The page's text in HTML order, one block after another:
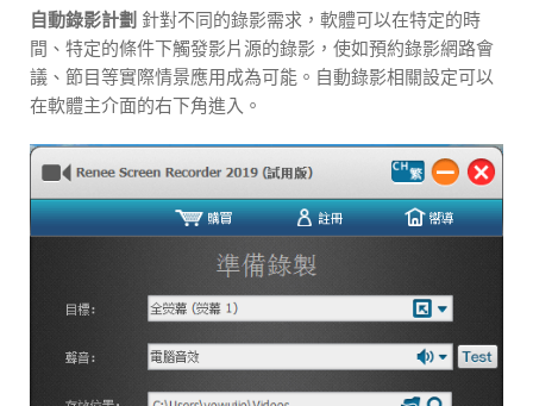
自動錄影計劃 針對不同的錄影需求，軟體可以在特定的時
間、特定的條件下觸發影片源的錄影，使如預約錄影網路會
議、節目等實際情景應用成為可能。自動錄影相關設定可以
在軟體主介面的右下角進入。